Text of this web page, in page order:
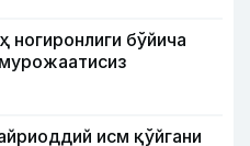
ногиронлиги бўйича
исм қўйгани